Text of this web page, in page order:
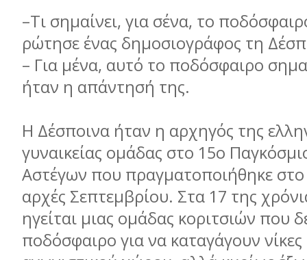
–Τι σημαίνει, για σένα, το
ρώτησε ένας δημοσιογράφος τη
– Για μένα, αυτό το ποδόσφαιρο
ήταν η απάντησή της.
Η Δέσποινα ήταν η αρχηγός της
γυναικείας ομάδας στο 15ο
Αστέγων που πραγματοποιήθηκε στο
αρχές Σεπτεμβρίου. Στα 17 της
ηγείται μιας ομάδας κοριτσιών που
ποδόσφαιρο για να καταγάγουν